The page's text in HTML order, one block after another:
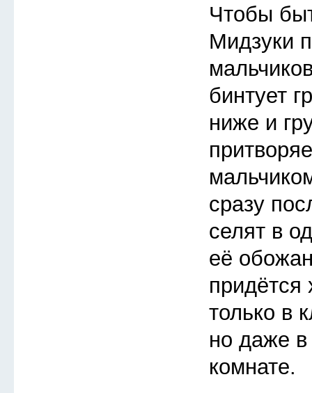
Чтобы
Мидзуки
бинтует
ниже и
сразу
селят в
её
придётся
только в
но даже в
комнате.